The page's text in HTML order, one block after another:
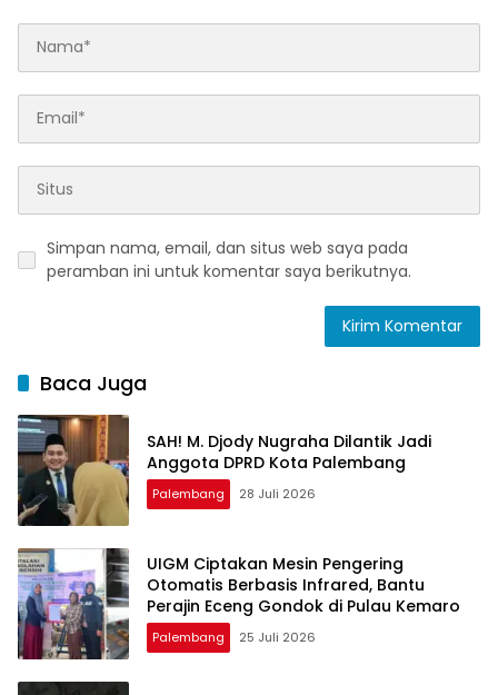
Simpan nama, email, dan situs web saya pada
peramban ini untuk komentar saya berikutnya.
Baca Juga
SAH! M. Djody Nugraha Dilantik Jadi
Anggota DPRD Kota Palembang
Palembang 28 Juli 2026
UIGM Ciptakan Mesin Pengering
Otomatis Berbasis Infrared, Bantu
Perajin Eceng Gondok di Pulau Kemaro
Palembang 25 Juli 2026